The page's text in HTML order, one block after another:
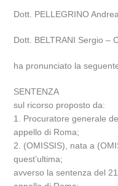
Dott. PELLEGRINO
Dott. BELTRANI Sergio –
ha pronunciato la
SENTENZA
sul ricorso proposto da:
1. Procuratore generale
appello di Roma;
2. (OMISSIS), nata a
quest’ultima;
avverso la sentenza del